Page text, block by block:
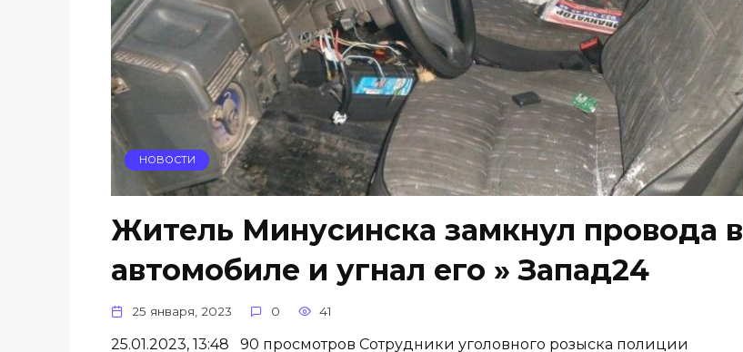
НОВОСТИ
Житель Минусинска замкнул провода в
автомобиле и угнал его » Запад24
25 января, 2023 0 41
25.01.2023, 13:48 90 просмотров Сотрудники уголовного розыска полиции